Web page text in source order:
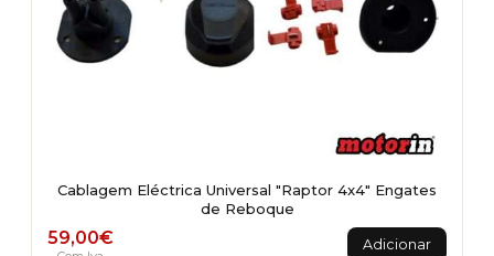
Cablagem Eléctrica Universal "Raptor 4x4" Engates
de Reboque
59,00€ Adicionar